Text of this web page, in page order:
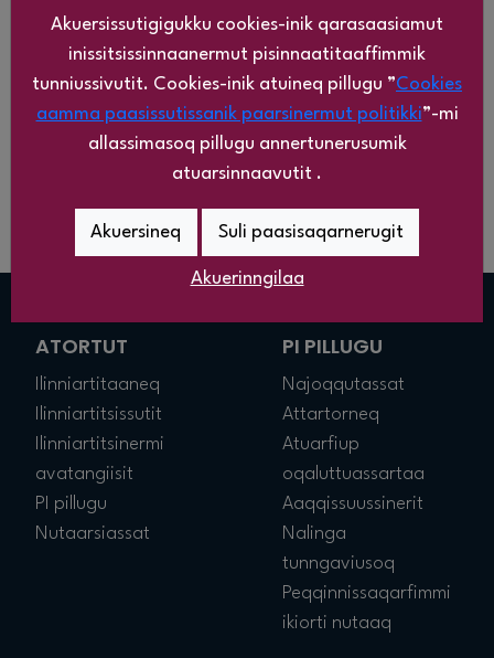
Eva Malakiassen, Uummanaq
Johansine Larsen Brandt, Qeqertarsuaq
Lydie Jensen, Narsaq
Nielsine Poulsen, Nanortalik
ATORTUT
Ilinniartitaaneq
Ilinniartitsissutit
Ilinniartitsinermi
avatangiisit
PI pillugu
Nutaarsiassat
PI PILLUGU
Najoqqutassat
Attartorneq
Atuarfiup
oqaluttuassartaa
Aaqqissuussinerit
Nalinga
tunngaviusoq
Peqqinnissaqarfimmi
ikiorti nutaaq
Akuersissutigigukku cookies-inik qarasaasiamut
inissitsissinnaanermut pisinnaatitaaffimmik
tunniussivutit. Cookies-inik atuineq pillugu ”Cookies
aamma paasissutissanik paarsinermut politikki”-mi
allassimasoq pillugu annertunerusumik
atuarsinnaavutit .
Akuersineq Suli paasisaqarnerugit
Akuerinngilaa